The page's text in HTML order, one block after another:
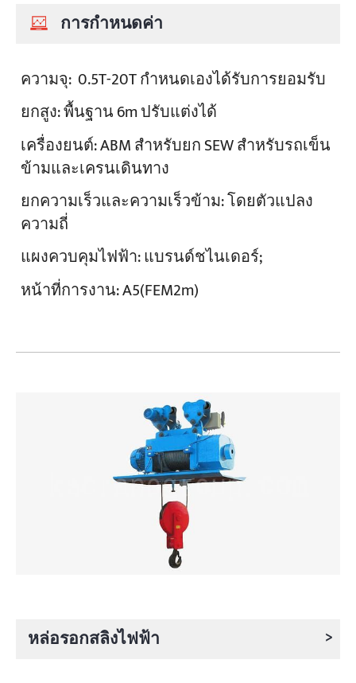
การกำหนดค่า
ความจุ: 0.5T-20T กำหนดเองได้รับการยอมรับ
ยกสูง:พื้นฐาน 6m ปรับแต่งได้
เครื่องยนต์:ABM สำหรับยก SEW สำหรับรถเข็น
ข้ามและเครนเดินทาง
ยกความเร็วและความเร็วข้าม:โดยตัวแปลง
ความถี่
แผงควบคุมไฟฟ้า:แบรนด์ชไนเดอร์;
หน้าที่การงาน:A5(FEM2m)
หล่อรอกสลิงไฟฟ้า >